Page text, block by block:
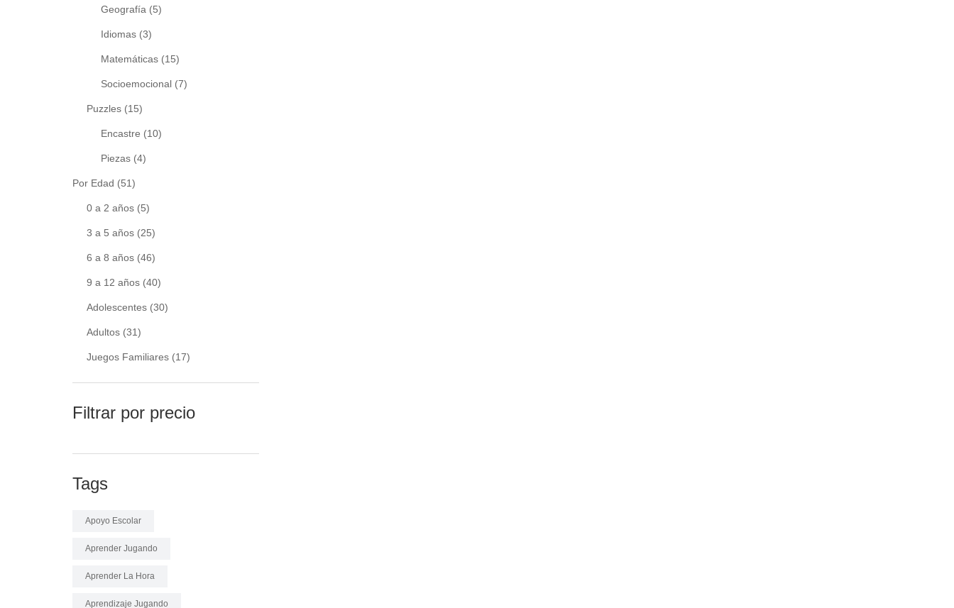
Geografía (5)
Idiomas (3)
Matemáticas (15)
Socioemocional (7)
Puzzles (15)
Encastre (10)
Piezas (4)
Por Edad (51)
0 a 2 años (5)
3 a 5 años (25)
6 a 8 años (46)
9 a 12 años (40)
Adolescentes (30)
Adultos (31)
Juegos Familiares (17)
Filtrar por precio
Tags
Apoyo Escolar
Aprender Jugando
Aprender La Hora
Aprendizaje Jugando